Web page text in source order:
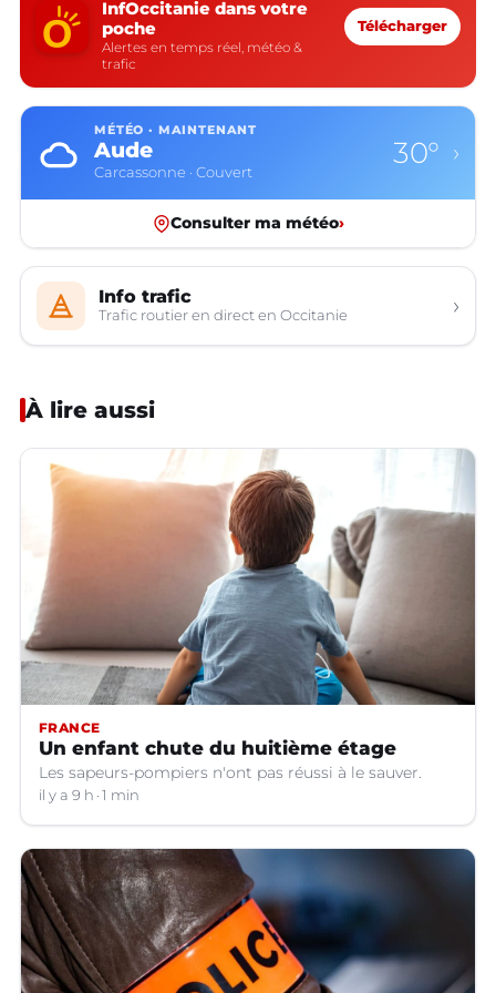
InfOccitanie dans votre
poche
Alertes en temps réel, météo &
trafic
Télécharger
MÉTÉO · MAINTENANT
Aude
Carcassonne · Couvert
30° ›
Consulter ma météo›
Info trafic
Trafic routier en direct en Occitanie ›
À lire aussi
FRANCE
Un enfant chute du huitième étage
Les sapeurs-pompiers n'ont pas réussi à le sauver.
il y a 9 h 1 min